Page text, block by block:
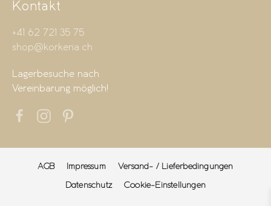
Kontakt
+41 62 721 35 75
shop@korkeria.ch
Lagerbesuche nach
Vereinbarung möglich!
AGB Impressum
Versand- / Lieferbedingungen
Datenschutz
Cookie-Einstellungen